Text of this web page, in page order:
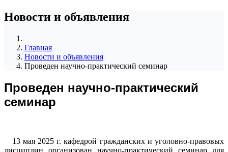
Новости и объявления
Главная
Новости и объявления
Проведен научно-практический семинар
Проведен научно-практический
семинар
13 мая 2025 г. кафедрой гражданских и уголовно-правовых
дисциплин организован научно-практический семинар для